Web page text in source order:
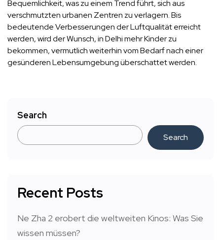
Bequemlichkeit, was zu einem Trend führt, sich aus
verschmutzten urbanen Zentren zu verlagern. Bis
bedeutende Verbesserungen der Luftqualität erreicht
werden, wird der Wunsch, in Delhi mehr Kinder zu
bekommen, vermutlich weiterhin vom Bedarf nach einer
gesünderen Lebensumgebung überschattet werden.
Search
Search
Recent Posts
Ne Zha 2 erobert die weltweiten Kinos: Was Sie
wissen müssen?